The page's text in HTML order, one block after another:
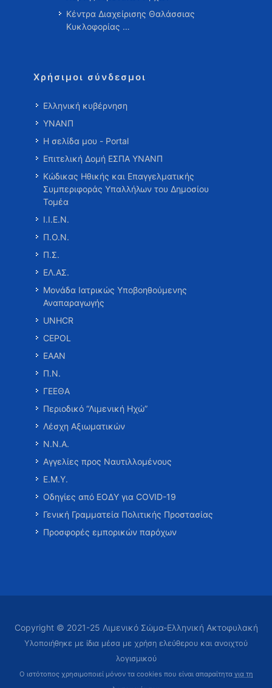
Κέντρα Διαχείρισης Θαλάσσιας
Κυκλοφορίας …
Χρήσιμοι σύνδεσμοι
Ελληνική κυβέρνηση
ΥΝΑΝΠ
Η σελίδα μου - Portal
Επιτελική Δομή ΕΣΠΑ ΥΝΑΝΠ
Κώδικας Ηθικής και Επαγγελματικής
Συμπεριφοράς Υπαλλήλων του Δημοσίου
Τομέα
Ι.Ι.Ε.Ν.
Π.Ο.Ν.
Π.Σ.
ΕΛ.ΑΣ.
Μονάδα Ιατρικώς Υποβοηθούμενης
Αναπαραγωγής
UNHCR
CEPOL
ΕΑΑΝ
Π.Ν.
ΓΕΕΘΑ
Περιοδικό “Λιμενική Ηχώ”
Λέσχη Αξιωματικών
Ν.Ν.Α.
Αγγελίες προς Ναυτιλλομένους
Ε.Μ.Υ.
Οδηγίες από ΕΟΔΥ για COVID-19
Γενική Γραμματεία Πολιτικής Προστασίας
Προσφορές εμπορικών παρόχων
Copyright © 2021-25 Λιμενικό Σώμα-Ελληνική Ακτοφυλακή
Υλοποιήθηκε με ίδια μέσα με χρήση ελεύθερου και ανοιχτού
λογισμικού
Ο ιστότοπος χρησιμοποιεί μόνον τα cookies που είναι απαραίτητα για τη